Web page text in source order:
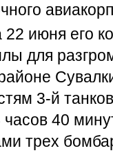
июня его
для
3-й
40
трех